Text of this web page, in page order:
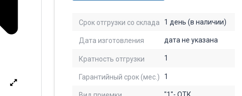
Срок отгрузки со склада 1 день (в наличии)
Дата изготовления дата не указана
Кратность отгрузки 1
Гарантийный срок (мес.) 1